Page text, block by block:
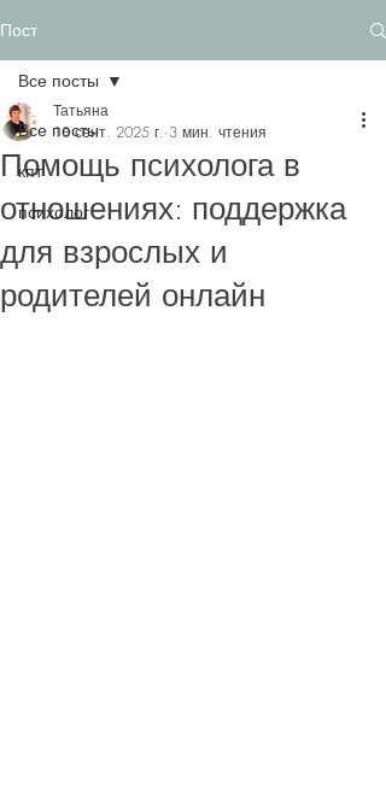
Пост
Все посты
кпт
психолог
Все посты
Помощь психолога в
отношениях: поддержка
для взрослых и
родителей онлайн
Татьяна
18 сент. 2025 г. 3 мин. чтения